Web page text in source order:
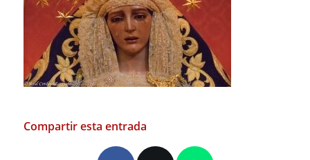
Compartir esta entrada